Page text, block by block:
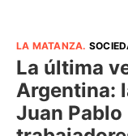
LA MATANZA.
La última
Argentina:
Juan